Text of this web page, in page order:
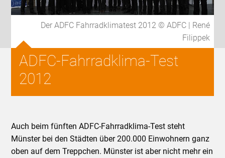
Der ADFC Fahrradklimatest 2012 © ADFC | René
Filippek
ADFC-Fahrradklima-Test
2012
Auch beim fünften ADFC-Fahrradklima-Test steht
Münster bei den Städten über 200.000 Einwohnern ganz
oben auf dem Treppchen. Münster ist aber nicht mehr ein